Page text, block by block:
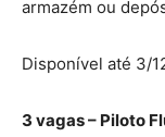
armazém ou
Disponível até 3/
3 vagas – Piloto